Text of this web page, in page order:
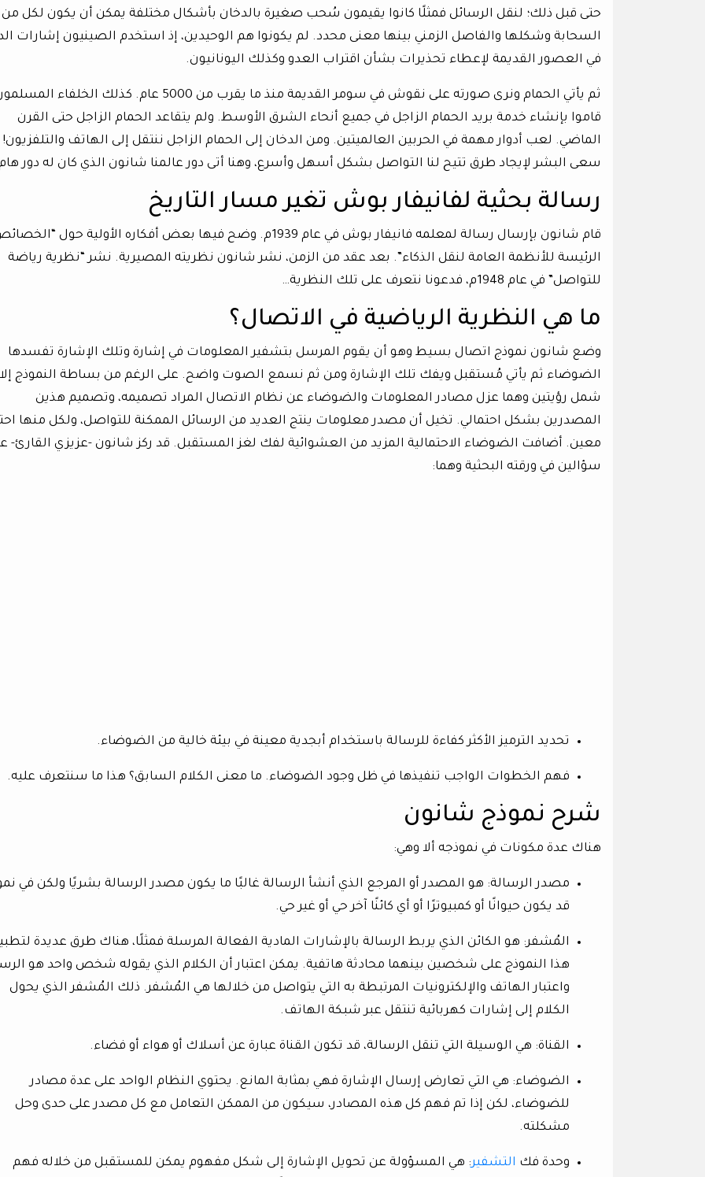
حتى قبل ذلك؛ لنقل الرسائل فمثلًا كانوا يقيمون سُحب صغيرة بالدخان بأشكال مختلفة يمكن أن يكون لكل
السحابة وشكلها والفاصل الزمني بينها معنى محدد. لم يكونوا هم الوحيدين، إذ استخدم الصينيون إشارات
في العصور القديمة لإعطاء تحذيرات بشأن اقتراب العدو وكذلك اليونانيون.
ثم يأتي الحمام ونرى صورته على نقوش في سومر القديمة منذ ما يقرب من 5000 عام. كذلك
قاموا بإنشاء خدمة بريد الحمام الزاجل في جميع أنحاء الشرق الأوسط. ولم يتقاعد الحمام الزاجل حتى القرن
الماضي. لعب أدوار مهمة في الحربين العالميتين. ومن الدخان إلى الحمام الزاجل ننتقل إلى الهاتف والتلفزيون!
سعى البشر لإيجاد طرق تتيح لنا التواصل بشكل أسهل وأسرع، وهنا أتى دور عالمنا شانون الذي كان له دور
رسالة بحثية لفانيفار بوش تغير مسار التاريخ
قام شانون بإرسال رسالة لمعلمه فانيفار بوش في عام 1939م. وضح فيها بعض أفكاره الأولية حول
الرئيسة للأنظمة العامة لنقل الذكاء”. بعد عقد من الزمن، نشر شانون نظريته المصيرية. نشر “نظرية رياضة
للتواصل” في عام 1948م، فدعونا نتعرف على تلك النظرية…
ما هي النظرية الرياضية في الاتصال؟
وضع شانون نموذج اتصال بسيط وهو أن يقوم المرسل بتشفير المعلومات في إشارة وتلك الإشارة تفسدها
الضوضاء ثم يأتي مُستقبل ويفك تلك الإشارة ومن ثم نسمع الصوت واضح. على الرغم من بساطة النموذج إلا
شمل رؤيتين وهما عزل مصادر المعلومات والضوضاء عن نظام الاتصال المراد تصميمه، وتصميم هذين
المصدرين بشكل احتمالي. تخيل أن مصدر معلومات ينتج العديد من الرسائل الممكنة للتواصل، ولكل منها
معين. أضافت الضوضاء الاحتمالية المزيد من العشوائية لفك لغز المستقبل. قد ركز شانون -عزيزي القارئ-
سؤالين في ورقته البحثية وهما:
تحديد الترميز الأكثر كفاءة للرسالة باستخدام أبجدية معينة في بيئة خالية من الضوضاء. ‏
‏فهم الخطوات الواجب تنفيذها في ظل وجود الضوضاء. ‏ما معنى الكلام السابق؟ هذا ما سنتعرف عليه.
شرح نموذج شانون
هناك عدة مكونات في نموذجه ألا وهي:
مصدر الرسالة: هو المصدر أو المرجع الذي أنشأ الرسالة غالبًا ما يكون مصدر الرسالة بشريًا ولكن في
قد يكون حيوانًا أو كمبيوترًا أو أي كائنًا آخر حي أو غير حي.
المُشفر: هو الكائن الذي يربط الرسالة بالإشارات المادية الفعالة المرسلة فمثلًا، هناك طرق عديدة
هذا النموذج على شخصين بينهما محادثة هاتفية. يمكن اعتبار أن الكلام الذي يقوله شخص واحد هو
واعتبار الهاتف والإلكترونيات المرتبطة به التي يتواصل من خلالها هي المُشفر. ذلك المُشفر الذي يحول
الكلام إلى إشارات كهربائية تنتقل عبر شبكة الهاتف.
القناة: هي الوسيلة التي تنقل الرسالة، قد تكون القناة عبارة عن أسلاك أو هواء أو فضاء.
الضوضاء: هي التي تعارض إرسال الإشارة فهي بمثابة المانع. يحتوي النظام الواحد على عدة مصادر
للضوضاء، لكن إذا تم فهم كل هذه المصادر، سيكون من الممكن التعامل مع كل مصدر على حدى وحل
مشكلته.
وحدة فك التشفير: هي المسؤولة عن تحويل الإشارة إلى شكل مفهوم يمكن للمستقبل من خلاله فهم